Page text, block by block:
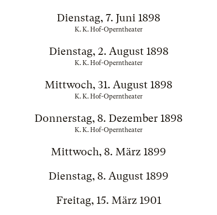
Dienstag, 7. Juni 1898
K. K. Hof-Operntheater
Dienstag, 2. August 1898
K. K. Hof-Operntheater
Mittwoch, 31. August 1898
K. K. Hof-Operntheater
Donnerstag, 8. Dezember 1898
K. K. Hof-Operntheater
Mittwoch, 8. März 1899
Dienstag, 8. August 1899
Freitag, 15. März 1901